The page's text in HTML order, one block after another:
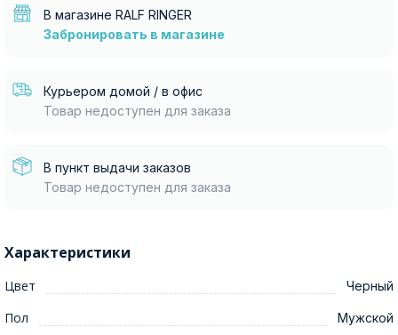
В магазине RALF RINGER
Забронировать в магазине
Курьером домой / в офис
Товар недоступен для заказа
В пункт выдачи заказов
Товар недоступен для заказа
Характеристики
Цвет Черный
Пол Мужской